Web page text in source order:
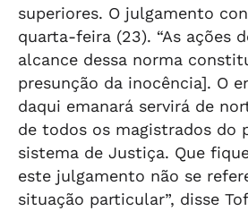
superiores. O julgamento
quarta-feira (23). “As ações
alcance dessa norma
presunção da inocência]. O
daqui emanará servirá de
de todos os magistrados do
sistema de Justiça. Que
este julgamento não se
situação particular”, disse